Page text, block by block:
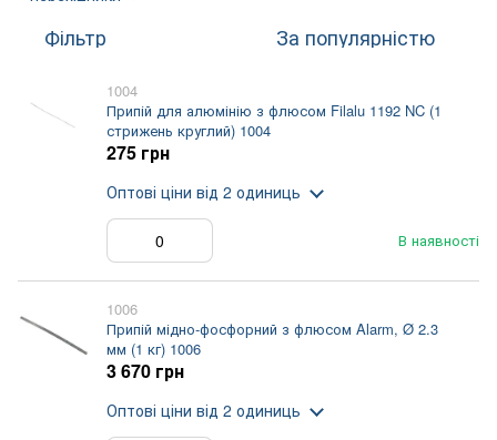
Фільтр За популярністю
1004
Припій для алюмінію з флюсом Filalu 1192 NC (1
стрижень круглий) 1004
В наявності
275 грн
Оптові ціни від 2 одиниць
1006
Припій мідно-фосфорний з флюсом Alarm, Ø 2.3
мм (1 кг) 1006
3 670 грн
Оптові ціни від 2 одиниць